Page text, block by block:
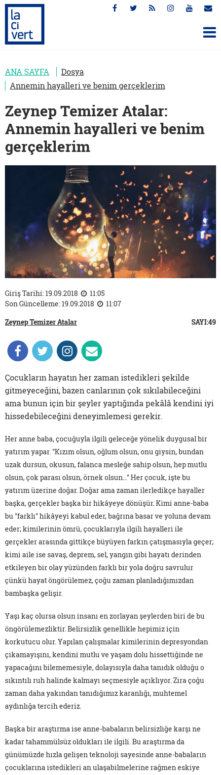
ANA SAYFA
Dosya
Annemin hayalleri ve benim gerçeklerim
Zeynep Temizer Atalar:
Annemin hayalleri ve benim
gerçeklerim
Giriş Tarihi: 19.09.2018
11:05
Son Güncelleme: 19.09.2018
11:07
Zeynep Temizer Atalar
SAYI:49
Çocukların hayatın her zaman istedikleri şekilde
gitmeyeceğini, bazen canlarının çok sıkılabileceğini
ama bunun için bir şeyler yaptığında pekâlâ kendini iyi
hissedebileceğini deneyimlemesi gerekir.
Her anne baba, çocuğuyla ilgili geleceğe yönelik duygusal bir
yatırım yapar. "Kızım olsun, oğlum olsun, onu giysin, bundan
uzak dursun, okusun, falanca mesleğe sahip olsun, hep mutlu
olsun, çok parası olsun, örnek olsun…" Her çocuk, işte bu
yatırım üzerine doğar. Doğar ama zaman ilerledikçe hayaller
başka, gerçekler başka bir hikâyeye dönüşür. Kimi anne-baba
bu "farklı" hikâyeyi kabul eder, bağrına basar ve yoluna devam
eder; kimilerinin ömrü, çocuklarıyla ilgili hayalleri ile
gerçekler arasında gittikçe büyüyen farkın çatışmasıyla geçer;
kimi aile ise savaş, deprem, sel, yangın gibi hayatı derinden
etkileyen bir olay yüzünden farklı bir yola doğru savrulur
çünkü hayat öngörülemez, çoğu zaman planladığımızdan
bambaşka gelişir.
Yaşı kaç olursa olsun insanı en zorlayan şeylerden biri de bu
öngörülemezliktir. Belirsizlik genellikle hepimiz için
korkutucu olur. Yapılan çalışmalar kimilerinin depresyondan
çıkamayışını, kendini mutlu ve yaşam dolu hissettiğinde ne
yapacağını bilememesiyle, dolayısıyla daha tanıdık olduğu o
sıkıntılı ruh halinde kalmayı seçmesiyle açıklıyor. Zira çoğu
zaman daha yakından tanıdığımız karanlığı, muhtemel
aydınlığa tercih ederiz.
Başka bir araştırma ise anne-babaların belirsizliğe karşı ne
kadar tahammülsüz oldukları ile ilgili. Bu araştırma da
günümüzde hızla gelişen teknoloji sayesinde anne-babaların
çocuklarına istedikleri an ulaşabilmelerine rağmen eskiye